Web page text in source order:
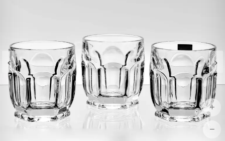
‹ ›
+
−